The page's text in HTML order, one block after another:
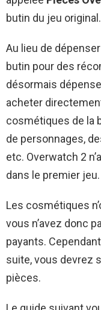
butin du jeu original.
Au lieu de dépenser
butin pour des
désormais
acheter
cosmétiques de la
de personnages,
etc. Overwatch 2
dans le premier jeu.
Les cosmétiques
vous n’avez donc
payants.
suite, vous devrez
pièces.